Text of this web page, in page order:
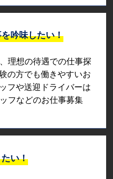
吟味したい！
理想の待遇での仕事探
の方でも働きやすいお
フや送迎ドライバーは
フなどのお仕事募集
い！